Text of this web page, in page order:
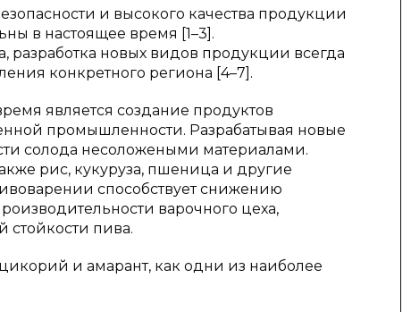
и высокого качества продукции
в настоящее время [1–3].
разработка новых видов продукции всегда
конкретного региона [4–7].
является создание продуктов
промышленности. Разрабатывая новые
солода несоложеными материалами.
рис, кукуруза, пшеница и другие
способствует снижению
варочного цеха,
стойкости пива.
и амарант, как одни из наиболее